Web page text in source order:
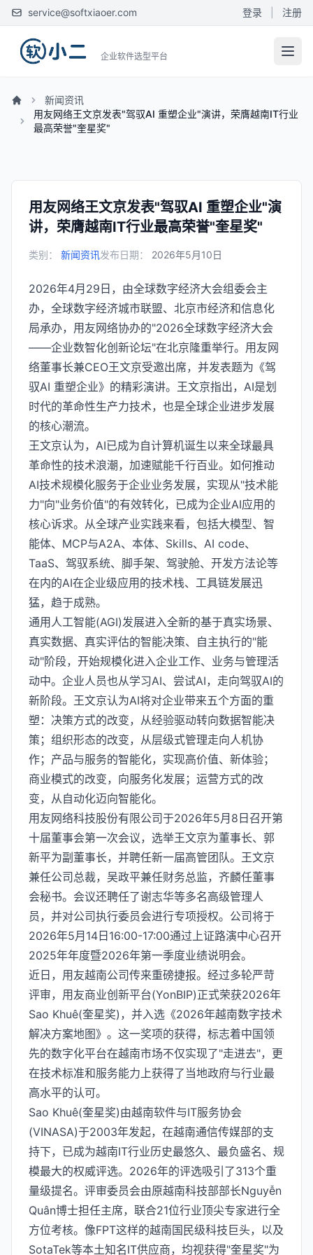
service@softxiaoer.com 登录 注册
企业软件选型平台
新闻资讯
用友网络王文京发表"驾驭AI 重塑企业"演讲，荣膺越南IT行业
最高荣誉"奎星奖"
用友网络王文京发表"驾驭AI 重塑企业"演
讲，荣膺越南IT行业最高荣誉"奎星奖"
类别： 新闻资讯发布日期： 2026年5月10日
2026年4月29日，由全球数字经济大会组委会主
办，全球数字经济城市联盟、北京市经济和信息化
局承办，用友网络协办的"2026全球数字经济大会
——企业数智化创新论坛"在北京隆重举行。用友网
络董事长兼CEO王文京受邀出席，并发表题为《驾
驭AI 重塑企业》的精彩演讲。王文京指出，AI是划
时代的革命性生产力技术，也是全球企业进步发展
的核心潮流。
王文京认为，AI已成为自计算机诞生以来全球最具
革命性的技术浪潮，加速赋能千行百业。如何推动
AI技术规模化服务于企业业务发展，实现从"技术能
力"向"业务价值"的有效转化，已成为企业AI应用的
核心诉求。从全球产业实践来看，包括大模型、智
能体、MCP与A2A、本体、Skills、AI code、
TaaS、驾驭系统、脚手架、驾驶舱、开发方法论等
在内的AI在企业级应用的技术栈、工具链发展迅
猛，趋于成熟。
通用人工智能(AGI)发展进入全新的基于真实场景、
真实数据、真实评估的智能决策、自主执行的"能
动"阶段，开始规模化进入企业工作、业务与管理活
动中。企业人员也从学习AI、尝试AI，走向驾驭AI的
新阶段。王文京认为AI将对企业带来五个方面的重
塑：决策方式的改变，从经验驱动转向数据智能决
策；组织形态的改变，从层级式管理走向人机协
作；产品与服务的智能化，实现高价值、新体验；
商业模式的改变，向服务化发展；运营方式的改
变，从自动化迈向智能化。
用友网络科技股份有限公司于2026年5月8日召开第
十届董事会第一次会议，选举王文京为董事长、郭
新平为副董事长，并聘任新一届高管团队。王文京
兼任公司总裁，吴政平兼任财务总监，齐麟任董事
会秘书。会议还聘任了谢志华等多名高级管理人
员，并对公司执行委员会进行专项授权。公司将于
2026年5月14日16:00-17:00通过上证路演中心召开
2025年年度暨2026年第一季度业绩说明会。
近日，用友越南公司传来重磅捷报。经过多轮严苛
评审，用友商业创新平台(YonBIP)正式荣获2026年
Sao Khuê(奎星奖)，并入选《2026年越南数字技术
解决方案地图》。这一奖项的获得，标志着中国领
先的数字化平台在越南市场不仅实现了"走进去"，更
在技术标准和服务能力上获得了当地政府与行业最
高水平的认可。
Sao Khuê(奎星奖)由越南软件与IT服务协会
(VINASA)于2003年发起，在越南通信传媒部的支
持下，已成为越南IT行业历史最悠久、最负盛名、规
模最大的权威评选。2026年的评选吸引了313个重
量级提名。评审委员会由原越南科技部部长Nguyễn
Quân博士担任主席，联合21位行业顶尖专家进行全
方位考核。像FPT这样的越南国民级科技巨头，以及
SotaTek等本土知名IT供应商，均视获得"奎星奖"为